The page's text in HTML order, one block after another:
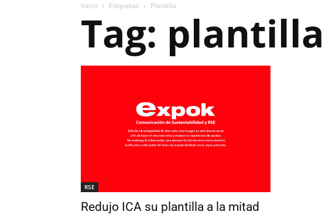
Inicio Etiquetas Plantilla
Tag: plantilla
RSE
Redujo ICA su plantilla a la mitad